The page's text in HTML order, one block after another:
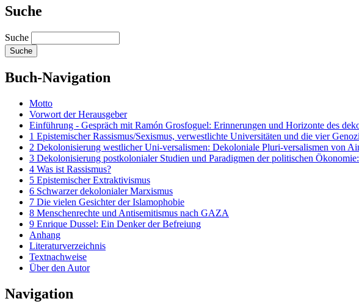
Suche
Suche
Buch-Navigation
Motto
Vorwort der Herausgeber
Einführung - Gespräch mit Ramón Grosfoguel: Erinnerungen und Horizonte des
1 Epistemischer Rassismus/Sexismus, verwestlichte Universitäten und die vier
2 Dekolonisierung westlicher Uni‑versalismen: Dekoloniale Pluri-versalismen von
3 Dekolonisierung postkolonialer Studien und Paradigmen der politischen
4 Was ist Rassismus?
5 Epistemischer Extraktivismus
6 Schwarzer dekolonialer Marxismus
7 Die vielen Gesichter der Islamophobie
8 Menschenrechte und Antisemitismus nach GAZA
9 Enrique Dussel: Ein Denker der Befreiung
Anhang
Literaturverzeichnis
Textnachweise
Über den Autor
Navigation